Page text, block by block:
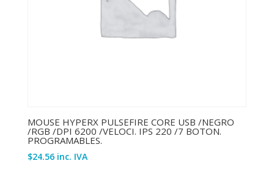
MOUSE HYPERX PULSEFIRE CORE USB /NEGRO
/RGB /DPI 6200 /VELOCI. IPS 220 /7 BOTON.
PROGRAMABLES.
$24.56 inc. IVA